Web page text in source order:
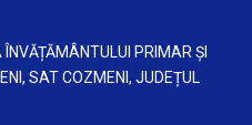
PRIMAR ȘI
SAT COZMENI, JUDEȚUL